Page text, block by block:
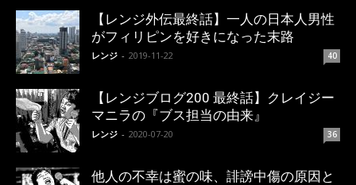
【レンジ外伝最終話】一人の日本人男性
がフィリピンを好きになった末路
レンジ - 2019-11-22 40
【レンジブログ200 最終話】クレイジー
マニラの『ブス担当の由来』
レンジ - 2020-07-20 36
他人の不幸は蜜の味、誹謗中傷の原因と